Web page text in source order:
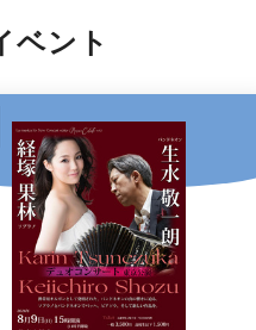
ベント